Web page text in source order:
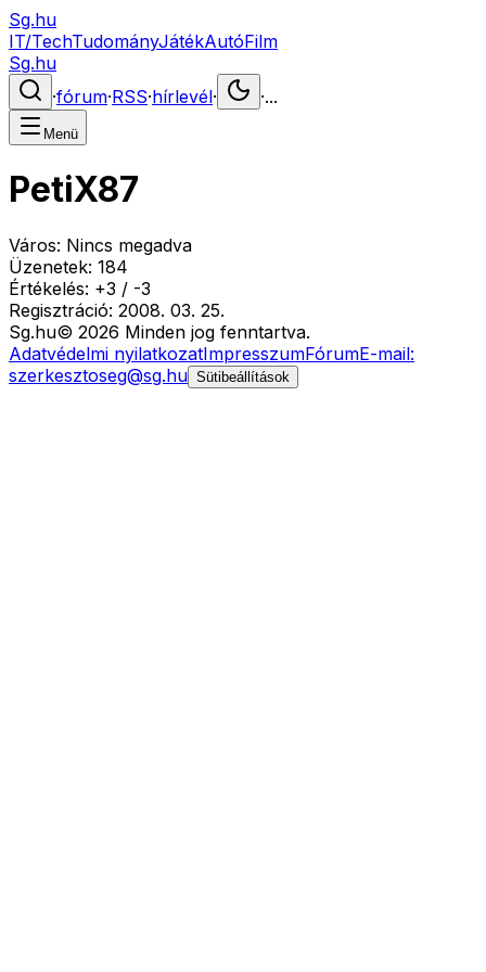
Sg.hu
IT/TechTudományJátékAutóFilm
Sg.hu
·fórum·RSS·hírlevél· ·...
Menü
PetiX87
Város: Nincs megadva
Üzenetek: 184
Értékelés: +3 / -3
Regisztráció: 2008. 03. 25.
Sg.hu© 2026 Minden jog fenntartva.
Adatvédelmi nyilatkozatImpresszumFórumE-mail:
szerkesztoseg@sg.hu Sütibeállítások